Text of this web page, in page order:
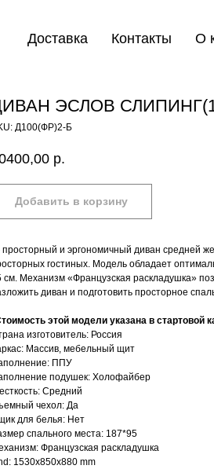
Доставка Контакты О
ЭСЛОВ
Д100(ФР)2-Б
р.
Добавить в корзину
и эргономичный диван средней
гостиных. Модель обладает
см. Механизм «Французская раскладушка»
диван и подготовить просторное
этой модели указана в стартовой
изготовитель: Россия
Массив, мебельный щит
ППУ
подушек: Холофайбер
Средний
чехол: Да
для белья: Нет
спального места: 187*95
Французская раскладушка
1530x850x880 mm